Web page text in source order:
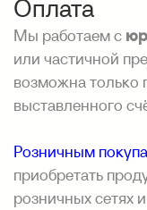
Оплата
Мы работаем с
или частичной
возможна только
выставленного
Розничным
приобретать
розничных сетях